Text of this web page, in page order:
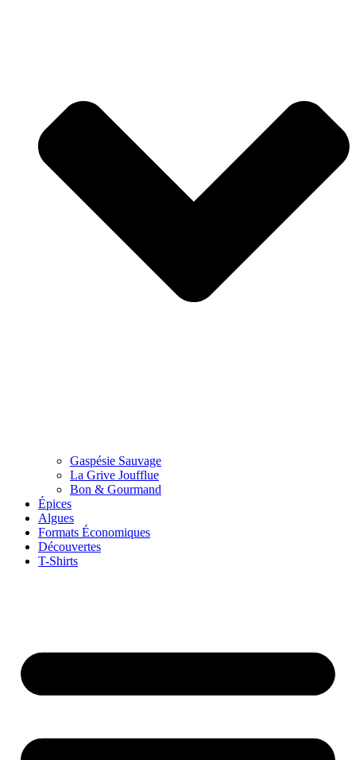
Gaspésie Sauvage
La Grive Joufflue
Bon & Gourmand
Épices
Algues
Formats Économiques
Découvertes
T-Shirts